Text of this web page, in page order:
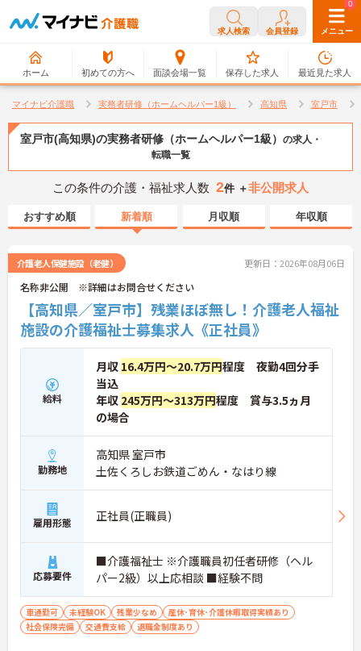
求人検索 会員登録 メニュー
ホーム 初めての方へ 面談会場一覧
0
保存した求人
0
最近見た求人
マイナビ介護職 実務者研修（ホームヘルパー1級） 高知県 室戸市
室戸市(高知県)の実務者研修（ホームヘルパー1級） の求人・
転職一覧
この条件の介護・福祉求人数 2件 ＋非公開求人
おすすめ順 新着順 月収順 年収順
介護老人保健施設（老健） 更新日：2026年08月06日
名称非公開 ※詳細はお問合せください
【高知県／室戸市】残業ほぼ無し！介護老人福祉
施設の介護福祉士募集求人《正社員》
給料
月収 16.4万円～20.7万円程度 夜勤4回分手
当込
年収 245万円～313万円程度 賞与3.5ヵ月
の場合
勤務地
高知県 室戸市
土佐くろしお鉄道ごめん・なはり線
雇用形態 正社員(正職員)
応募要件
■介護福祉士 ※介護職員初任者研修（ヘル
パー2級）以上応相談 ■経験不問
車通勤可 未経験OK 残業少なめ
産休･育休･介護休暇取得実績あり
社会保険完備
交通費支給 退職金制度あり